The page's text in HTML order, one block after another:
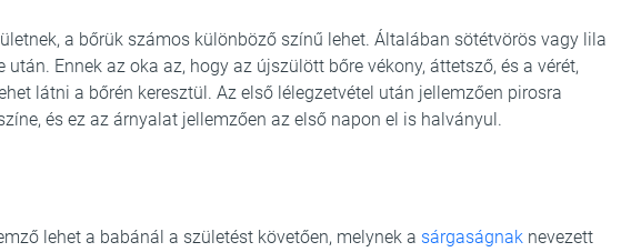
a bőrük számos különböző színű lehet. Általában sötétvörös vagy lila
után. Ennek az oka az, hogy az újszülött bőre vékony, áttetsző, és a vérét,
látni a bőrén keresztül. Az első lélegzetvétel után jellemzően pirosra
és ez az árnyalat jellemzően az első napon el is halványul.
lehet a babánál a születést követően, melynek a sárgaságnak nevezett